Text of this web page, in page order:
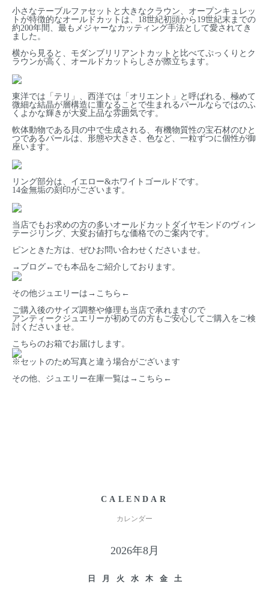
小さなテーブルファセットと大きなクラウン、オープンキュレッ
トが特徴的なオールドカットは、18世紀初頭から19世紀末までの
約200年間、最もメジャーなカッティング手法として愛されてき
ました。
横から見ると、モダンブリリアントカットと比べてぷっくりとク
ラウンが高く、オールドカットらしさが際立ちます。
東洋では「テリ」、西洋では「オリエント」と呼ばれる、極めて
微細な結晶が層構造に重なることで生まれるパールならではのふ
くよかな輝きが大変上品な雰囲気です。
軟体動物である貝の中で生成される、有機物質性の宝石材のひと
つであるパールは、形態や大きさ、色など、一粒ずつに個性が御
座います。
リング部分は、イエロー&ホワイトゴールドです。
14金無垢の刻印がございます。
当店でもお求めの方の多いオールドカットダイヤモンドのヴィン
テージリング、大変お値打ちな価格でのご案内です。
ピンときた方は、ぜひお問い合わせくださいませ。
→ ブログ ←でも本品をご紹介しております。
その他ジュエリーは→ こちら ←
ご購入後のサイズ調整や修理も当店で承れますので
アンティークジュエリーが初めての方もご安心してご購入をご検
討くださいませ。
こちらのお箱でお届けします。
※セットのため写真と違う場合がございます
その他、ジュエリー在庫一覧は→ こちら ←
CALENDAR
カレンダー
2026年8月
日 月 火 水 木 金 土